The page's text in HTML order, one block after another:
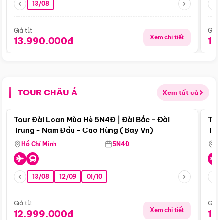
13/08
Giá từ:
13.990.000đ Xem chi tiết
TOUR CHÂU Á Xem tất cả
Điểm nổi bật
Tour Đài Loan Mùa Hè 5N4Đ | Đài Bắc - Đài
Trung - Nam Đầu - Cao Hùng ( Bay Vn)
Hồ Chí Minh 5N4Đ
13/08 12/09 01/10
Giá từ:
12.999.000đ Xem chi tiết